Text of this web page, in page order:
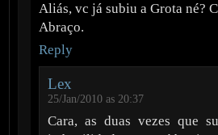
Aliás, vc já subiu a Grota né?
Abraço.
Reply
Lex
25/Jan/2010 as 20:37
Cara, as duas vezes que